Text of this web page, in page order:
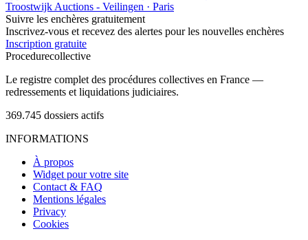
Troostwijk Auctions - Veilingen · Paris
Suivre les enchères gratuitement
Inscrivez-vous et recevez des alertes pour les nouvelles enchères
Inscription gratuite
Procedurecollective
Le registre complet des procédures collectives en France —
redressements et liquidations judiciaires.
369.745 dossiers actifs
INFORMATIONS
À propos
Widget pour votre site
Contact & FAQ
Mentions légales
Privacy
Cookies